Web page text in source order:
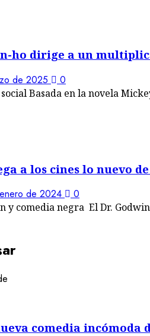
ho dirige a un
de 2025 0
Basada en la novela
a los cines lo nuevo
de 2024 0
y comedia negra El Dr.
comedia incómoda